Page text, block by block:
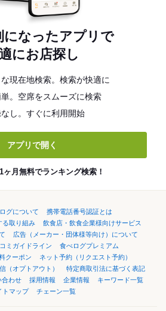
になったアプリで
にお店探し
現在地検索。検索が快適に
。空席をスムーズに検索
し。すぐに利用開始
アプリで開く
ヶ月無料でランキング検索！
グについて
携帯電話番号認証とは
る取り組み
飲食店・飲食企業様向けサービス
広告（メーカー・団体様等向け）について
ミガイドライン
食べログプレミアム
クーポン
ネット予約（リクエスト予約）
（オプトアウト）
特定商取引法に基づく表記
合わせ 採用情報 企業情報
キーワード一覧
トマップ
チェーン一覧